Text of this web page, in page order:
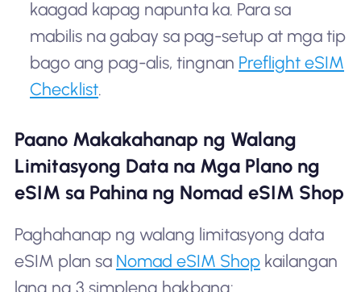
kaagad kapag napunta ka. Para sa
mabilis na gabay sa pag-setup at mga tip
bago ang pag-alis, tingnan Preflight eSIM
Checklist.
Paano Makakahanap ng Walang
Limitasyong Data na Mga Plano ng
eSIM sa Pahina ng Nomad eSIM Shop
Paghahanap ng walang limitasyong data
eSIM plan sa Nomad eSIM Shopkailangan
lang ng 3 simpleng hakbang: